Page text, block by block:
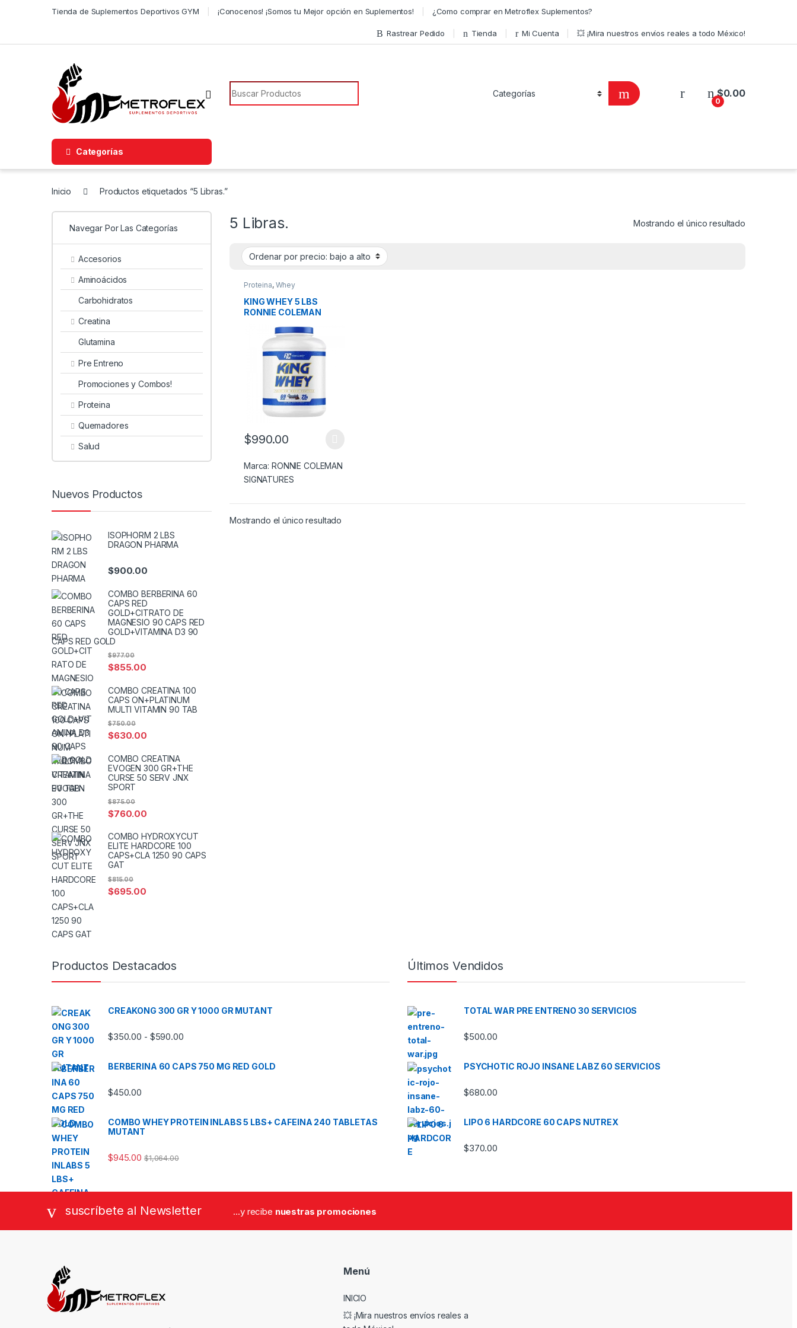
Tienda de Suplementos Deportivos GYM ¡Conocenos! ¡Somos tu Mejor opción en Suplementos! ¿Como comprar en Metroflex Suplementos?
Rastrear Pedido Tienda Mi Cuenta 💥 ¡Mira nuestros envíos reales a todo México!
Búsqueda de:
0
$0.00
Categorías
Inicio Productos etiquetados “5 Libras.”
5 Libras. Mostrando el único resultado
Proteina, Whey
KING WHEY 5 LBS
RONNIE COLEMAN
$990.00
Este producto tiene múltiples variantes. Las opciones se pueden elegir en la página de producto
Marca:RONNIE COLEMAN
SIGNATURES
Mostrando el único resultado
Navegar Por Las Categorías
Accesorios
Aminoácidos
Carbohidratos
Creatina
Glutamina
Pre Entreno
Promociones y Combos!
Proteina
Quemadores
Salud
Nuevos Productos
ISOPHORM 2 LBS
DRAGON PHARMA
$900.00
COMBO BERBERINA 60
CAPS RED
GOLD+CITRATO DE
MAGNESIO 90 CAPS RED
GOLD+VITAMINA D3 90
CAPS RED GOLD
$855.00
$977.00
COMBO CREATINA 100
CAPS ON+PLATINUM
MULTI VITAMIN 90 TAB
$630.00
$750.00
COMBO CREATINA
EVOGEN 300 GR+THE
CURSE 50 SERV JNX
SPORT
$760.00
$875.00
COMBO HYDROXYCUT
ELITE HARDCORE 100
CAPS+CLA 1250 90 CAPS
GAT
$695.00
$815.00
Productos Destacados
CREAKONG 300 GR Y 1000 GR MUTANT
$350.00 - $590.00Rango de precios: desde $350.00 hasta $590.00
BERBERINA 60 CAPS 750 MG RED GOLD
$450.00
COMBO WHEY PROTEIN INLABS 5 LBS+ CAFEINA 240 TABLETAS
MUTANT
$945.00 $1,064.00
Últimos Vendidos
TOTAL WAR PRE ENTRENO 30 SERVICIOS
$500.00
PSYCHOTIC ROJO INSANE LABZ 60 SERVICIOS
$680.00
LIPO 6 HARDCORE 60 CAPS NUTREX
$370.00
suscríbete al Newsletter ...y recibe nuestras promociones
Menú
INICIO
💥 ¡Mira nuestros envíos reales a